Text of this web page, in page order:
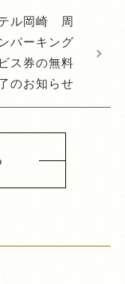
ル岡崎 周
パーキング
ス券の無料
のお知らせ